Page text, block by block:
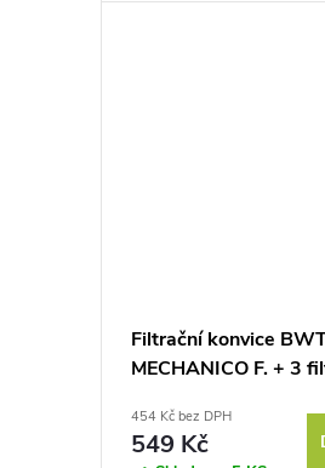
Filtrační konvice
MECHANICO F. + 3
454 Kč bez DPH
549 Kč